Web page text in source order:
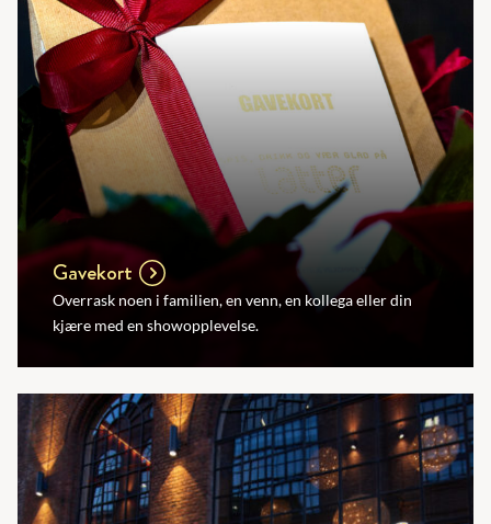
Gavekort
Overrask noen i familien, en venn, en kollega eller din
kjære med en showopplevelse.